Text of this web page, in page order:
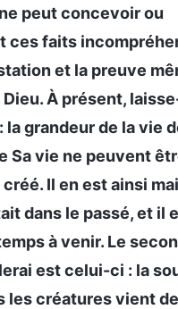
peut concevoir ou
ces faits
et la preuve
À présent,
la grandeur de la vie
Sa vie ne peuvent
Il en est ainsi
dans le passé, et il
à venir. Le
est celui-ci : la
les créatures vient